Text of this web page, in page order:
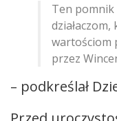
Ten pomnik
wartościom
przez
– podkreślał